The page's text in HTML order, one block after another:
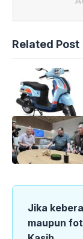
Related Post
Jika
maupun